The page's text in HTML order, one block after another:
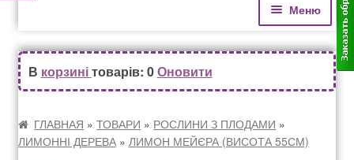
u
c
s
е
р
е
й
и
д
е
р
е
й
и
д
Меню
Озеленення офісів, бізнес центрів, ресторанів
В корзинітоварів: 0Оновити
ГЛАВНАЯ »ТОВАРИ » РОСЛИНИ З ПЛОДАМИ »
ЛИМОННІ ДЕРЕВА» ЛИМОН МЕЙЄРА (ВИСОТА 55СМ)